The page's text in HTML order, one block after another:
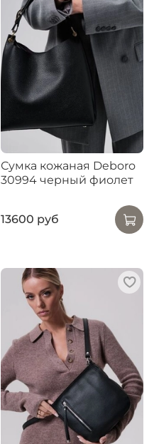
Сумка кожаная Deboro
30994 черный фиолет
13600 руб